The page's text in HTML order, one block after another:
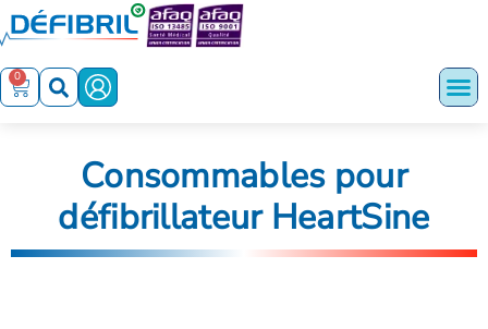
0
Consommables pour
défibrillateur HeartSine